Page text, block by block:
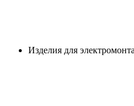
Изделия для